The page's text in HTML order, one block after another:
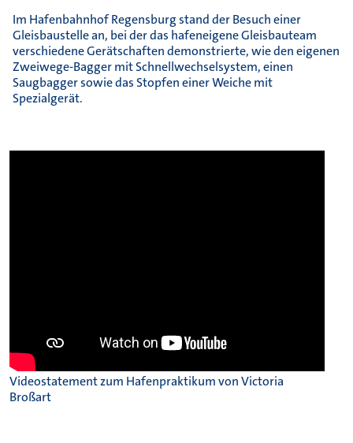
Im Hafenbahnhof Regensburg stand der Besuch einer
Gleisbaustelle an, bei der das hafeneigene Gleisbauteam
verschiedene Gerätschaften demonstrierte, wie den eigenen
Zweiwege-Bagger mit Schnellwechselsystem, einen
Saugbagger sowie das Stopfen einer Weiche mit
Spezialgerät.
Videostatement zum Hafenpraktikum von Victoria
Broßart